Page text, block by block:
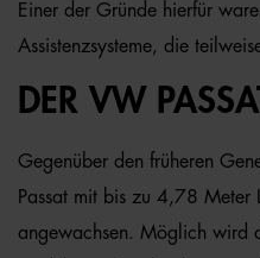
Einer der Gründe hierfür
Assistenzsysteme, die
DER VW
Gegenüber den früheren
Passat mit bis zu 4,78 Meter
angewachsen. Möglich wird